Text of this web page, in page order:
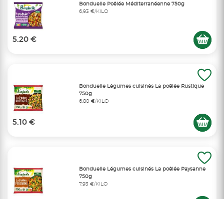
Bonduelle Poêlée Méditerranéenne 750g
6,93 €/KILO
5.20 €
Bonduelle Légumes cuisinés La poêlée Rustique
750g
6,80 €/KILO
5.10 €
Bonduelle Légumes cuisinés La poêlée Paysanne
750g
7,93 €/KILO